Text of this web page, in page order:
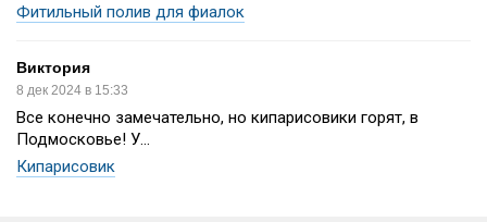
Фитильный полив для фиалок
Виктория
8 дек 2024 в 15:33
Все конечно замечательно, но кипарисовики горят, в
Подмосковье! У...
Кипарисовик